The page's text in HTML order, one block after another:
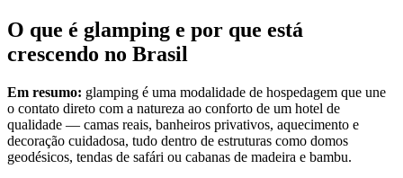
O que é glamping e por que está
crescendo no Brasil
Em resumo: glamping é uma modalidade de hospedagem que une
o contato direto com a natureza ao conforto de um hotel de
qualidade — camas reais, banheiros privativos, aquecimento e
decoração cuidadosa, tudo dentro de estruturas como domos
geodésicos, tendas de safári ou cabanas de madeira e bambu.